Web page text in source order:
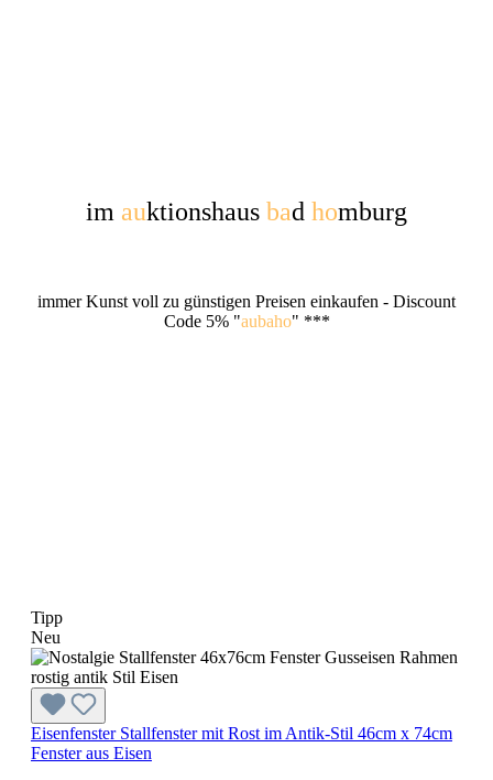
im auktionshaus bad homburg
immer Kunst voll zu günstigen Preisen einkaufen - Discount
Code 5% "aubaho" ***
Tipp
Neu
Eisenfenster Stallfenster mit Rost im Antik-Stil 46cm x 74cm
Fenster aus Eisen